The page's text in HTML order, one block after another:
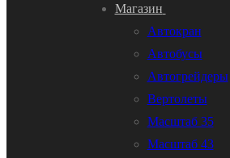
Магазин
Автокран
Автобусы
Автогрейдеры
Вертолеты
Масштаб 35
Масштаб 43